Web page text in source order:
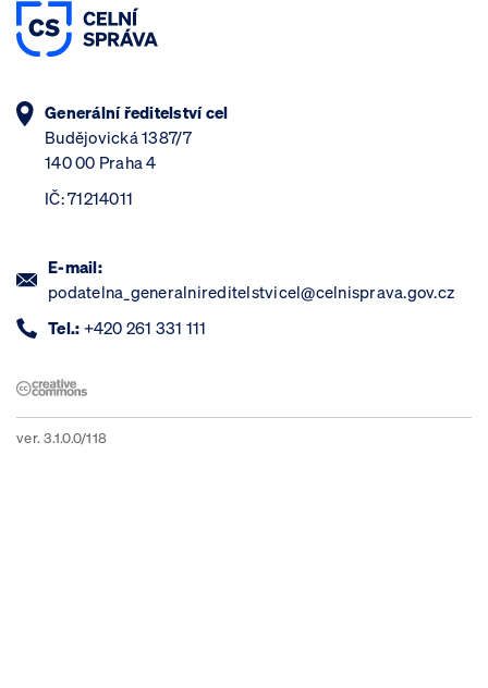
Generální ředitelství cel
Budějovická 1387/7
140 00 Praha 4
IČ: 71214011
E-mail:
podatelna_generalnireditelstvicel@celnisprava.gov.cz
Tel.: +420 261 331 111
ver. 3.1.0.0/118